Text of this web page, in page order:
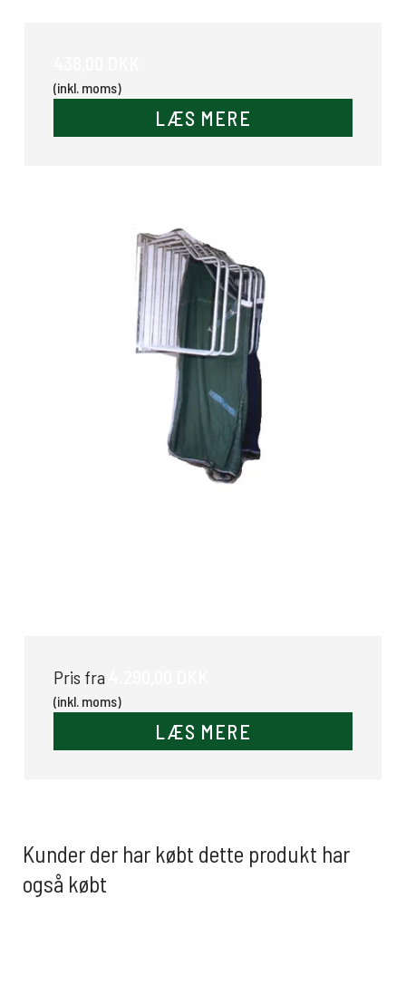
(inkl. moms)
LÆS MERE
Pris fra
(inkl. moms)
LÆS MERE
Kunder der har købt dette produkt har
også købt